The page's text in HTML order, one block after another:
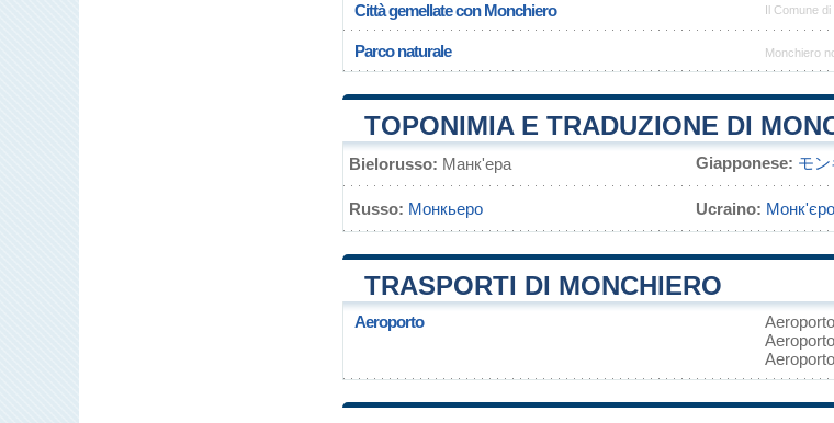
Città gemellate con Monchiero Il Comune
Parco naturale Monchiero
TOPONIMIA E TRADUZIONE DI
Bielorusso: Манк'ера Giapponese: モ
Russo: Монкьеро Ucraino: Монк'єро
TRASPORTI DI MONCHIERO
Aeroporto